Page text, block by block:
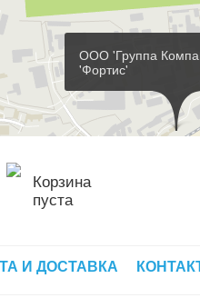
ООО 'Группа
'Фортис'
Корзина
пуста
И ДОСТАВКА